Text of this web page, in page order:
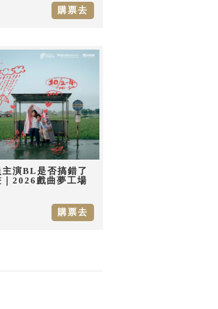
購票去
主演BL是否搞錯了
2026戲曲夢工場
購票去